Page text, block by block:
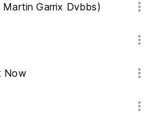
Garrix Dvbbs)
Now